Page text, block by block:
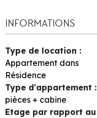
INFORMATIONS
Type de location :
Appartement dans
Résidence
Type d'appartement :
pièces + cabine
Etage par rapport au